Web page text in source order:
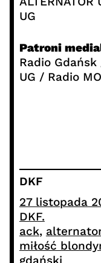
UG
Patroni
Radio
UG / Radio
DKF
27 listopada
DKF.
ack,
miłość
gdański